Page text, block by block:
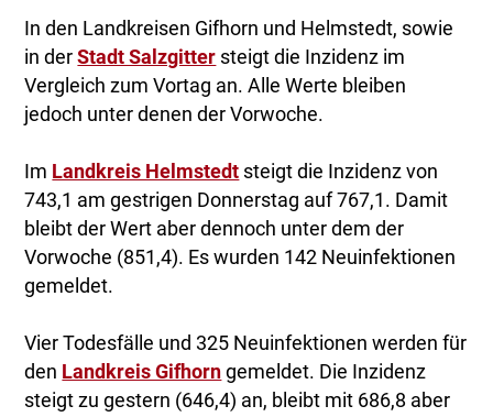
In den Landkreisen Gifhorn und Helmstedt, sowie
in derStadt Salzgitter steigt die Inzidenz im
Vergleich zum Vortag an. Alle Werte bleiben
jedoch unter denen der Vorwoche.
Im Landkreis Helmstedt steigt die Inzidenz von
743,1 am gestrigen Donnerstag auf 767,1. Damit
bleibt der Wert aber dennoch unter dem der
Vorwoche (851,4). Es wurden 142 Neuinfektionen
gemeldet.
Vier Todesfälle und 325 Neuinfektionen werden für
den Landkreis Gifhorn gemeldet. Die Inzidenz
steigt zu gestern (646,4) an, bleibt mit 686,8 aber